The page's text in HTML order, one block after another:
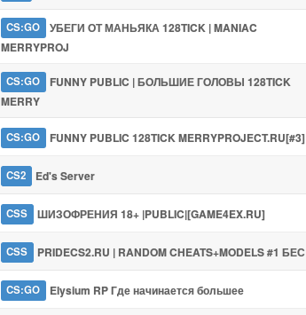
CS:GO
УБЕГИ ОТ МАНЬЯКА 128TICK | MANIAC
MERRYPROJ
CS:GO
FUNNY PUBLIC | БОЛЬШИЕ ГОЛОВЫ 128TICK
MERRY
CS:GO FUNNY PUBLIC 128TICK MERRYPROJECT.RU[#3]
CS2 Ed's Server
CSS ШИЗОФРЕНИЯ 18+ |PUBLIC|[GAME4EX.RU]
CSS PRIDECS2.RU | RANDOM CHEATS+MODELS #1 БЕС
CS:GO Elysium RP Где начинается большее